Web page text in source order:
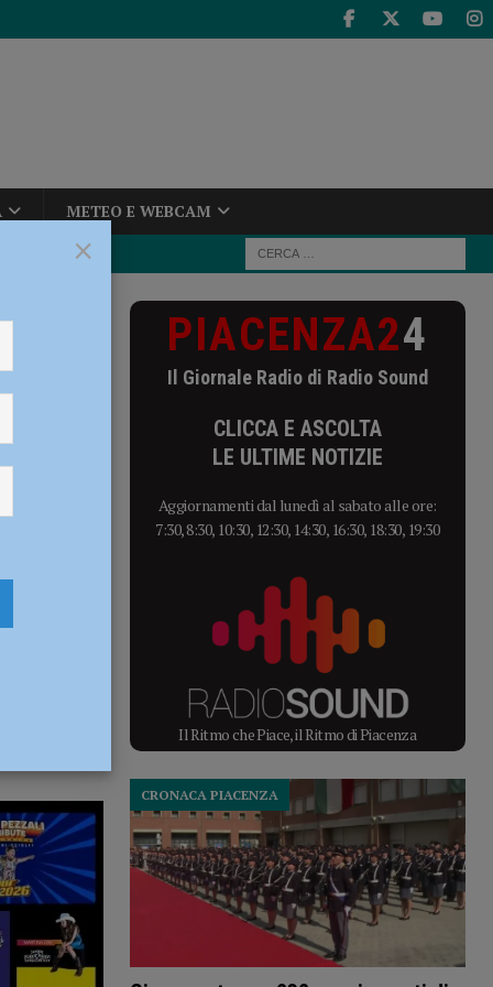
METEO E WEBCAM
lui li
PIACENZA24
Il Giornale Radio di Radio Sound
CLICCA E ASCOLTA
LE ULTIME NOTIZIE
Aggiornamenti dal lunedì al sabato alle ore:
7:30, 8:30, 10:30, 12:30, 14:30, 16:30, 18:30, 19:30
Il Ritmo che Piace, il Ritmo di Piacenza
CRONACA PIACENZA
×